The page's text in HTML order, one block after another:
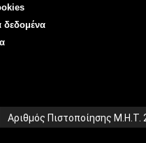
Αριθμός Πιστοποίησης Μ.Η.Τ.